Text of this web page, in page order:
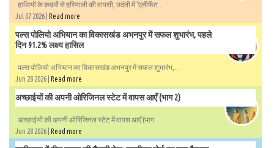
हाथियों के कदमों से हरियाली की वापसी, उदंती में ‘एलीफेंट...
Jul 07 2026 | Read more
पल्स पोलियो अभियान का विकासखंड अभनपुर में सफल शुभारंभ, पहले
दिन 91.2% लक्ष्य हासिल
पल्स पोलियो अभियान का विकासखंड अभनपुर में सफल शुभारंभ,...
Jun 28 2026 | Read more
अच्छाईयों की अपनी ओरिजिनल स्टेट में वापस आएँ (भाग 2)
अच्छाईयों की अपनी ओरिजिनल स्टेट में वापस आएँ (भाग...
Jun 28 2026 | Read more